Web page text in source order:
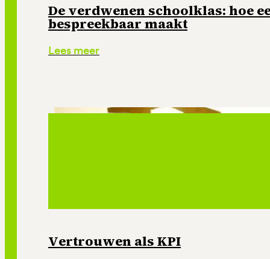
De verdwenen schoolklas: hoe
bespreekbaar maakt
Lees meer
Vertrouwen als KPI